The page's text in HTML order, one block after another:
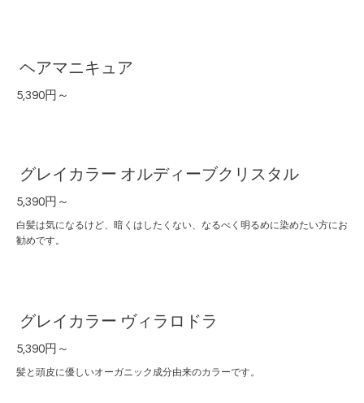
ヘアマニキュア
5,390円～
グレイカラー オルディーブクリスタル
5,390円～
白髪は気になるけど、暗くはしたくない、なるべく明るめに染めたい方にお
勧めです。
グレイカラー ヴィラロドラ
5,390円～
髪と頭皮に優しいオーガニック成分由来のカラーです。